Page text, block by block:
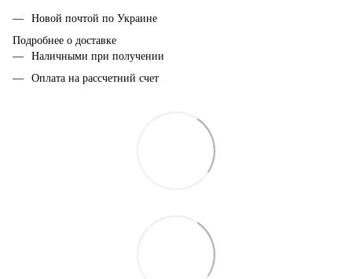
Новой почтой по Украине
Подробнее о доставке
Наличными при получении
Оплата на рассчетний счет